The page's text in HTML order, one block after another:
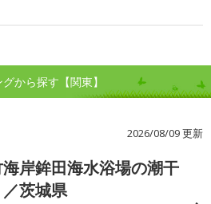
から探す【関東】
2026/08/09 更新
岸鉾田海水浴場の潮干
茨城県